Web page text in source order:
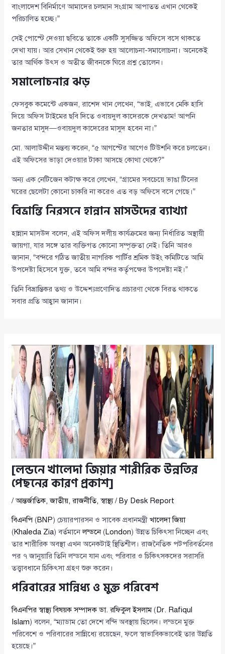
বাংলাদেশ বিনির্মাণে আমাদের চলমান সংগ্রাম আপাতত এখান থেকেই
পরিচালিত হচ্ছে।”
সেই পোস্টে দেওয়া ছবিতে তাকে একটি সুসজ্জিত অফিসে বসে থাকতে
দেখা যায়। আর সেখান থেকেই শুরু হয় আলোচনা-সমালোচনা। অনেকেই
তার আর্থিক উৎস ও অতীত জীবনকে ঘিরে প্রশ্ন তোলেন।
সমালোচনার ঝড়
ফেসবুক কমেন্টে একজন, রাশেদ খান লেখেন, “ভাই, এভাবে মেকি হাসি
দিয়ে অফিস টাইমের ছবি দিতে ওবায়দুল কাদেরকে দেখতাম! আপনি
জনতার মাসুদ—ওবায়দুল কাদেরের মাসুদ হবেন না।”
মো. আলাউদ্দীন মন্তব্য করেন, “৫ আগস্টের আগেও টিউশনি করে চলতেন।
এই অফিসের ভাড়া দেওয়ার টাকা আসছে কোথা থেকে?”
অন্য এক নেটিজেন কটাক্ষ করে লেখেন, “গ্রামের সবচেয়ে ভাঙা টিনের
ঘরের ছেলেটা কোনো চাকরি না করেও এত বড় অফিসে বসে গেছে।”
বিভ্রান্তি নিরসনে হান্নান মাসউদের ব্যাখ্যা
হান্নান মাসউদ বলেন, এই অফিস দলীয় কার্যক্রমের জন্য নির্ধারিত অস্থায়ী
জায়গা, যার সঙ্গে তার ব্যক্তিগত কোনো সম্পৃক্ততা নেই। তিনি আরও
জানান, “বন্দরে গঠিত জাতীয় নাগরিক পার্টির শ্রমিক উইং কমিটিতে আমি
উপদেষ্টা হিসেবে যুক্ত, তবে আমি বন্দর কর্তৃপক্ষের উপদেষ্টা নই।”
তিনি বিভ্রান্তিকর তথ্য ও উদ্দেশ্যপ্রণোদিত প্রচারণা থেকে বিরত থাকতে
সবার প্রতি আহ্বান জানান।
[লন্ডনে খালেদা জিয়ার শারীরিক উন্নতির
পেছনের কারণ প্রকাশ]
/আন্তর্জাতিক,জাতীয়,রাজনীতি,স্বাস্থ্য/ By Desk Report
বিএনপি (BNP) চেয়ারপারসন ও সাবেক প্রধানমন্ত্রীখালেদা জিয়া
(Khaleda Zia) বর্তমানেলন্ডনে(London) উন্নত চিকিৎসা নিচ্ছেন এবং
তার শারীরিক অবস্থা এখন অনেকটাই স্থিতিশীল। রাজনৈতিক পটপরিবর্তনের
পর ৭ জানুয়ারি তিনি লন্ডনে যান এবং পরিবার ও চিকিৎসকদের সরাসরি
তত্ত্বাবধানে চিকিৎসা গ্রহণ শুরু করেন।
পরিবারের সান্নিধ্য ও মুক্ত পরিবেশ
বিএনপির স্বাস্থ্য বিষয়ক সম্পাদক ডা. রফিকুল ইসলাম( Dr. Rafiqul
Islam) বলেন, “ম্যাডাম তো দেশে বন্দি অবস্থায় ছিলেন। লন্ডনে মুক্ত
পরিবেশে ও পরিবারের সান্নিধ্যে রয়েছেন, ফলে স্বাভাবিকভাবেই তার উন্নতি
হয়েছে।”